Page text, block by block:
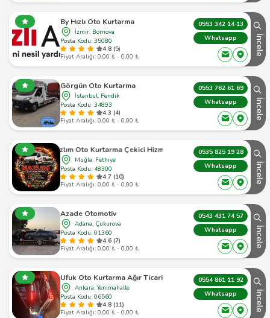
By Hızlı Oto Kurtarma
İzmir, Bornova
Posta Kodu: 35080
4.8 (5)
Fiyat Aralığı: 0,00 ₺ - 0,00 ₺
0553 342 14 13
Whatsapp
İncele
Görgün Oto Kurtarma
İstanbul, Pendik
Posta Kodu: 34893
4.3 (4)
Fiyat Aralığı: 0,00 ₺ - 0,00 ₺
0553 762 61 69
Whatsapp
İncele
Nazlım Oto Kurtarma Çekici Hizmetleri
Muğla, Fethiye
Posta Kodu: 48300
4.7 (10)
Fiyat Aralığı: 0,00 ₺ - 0,00 ₺
0535 825 19 28
Whatsapp
İncele
Azade Otomotiv
Adana, Çukurova
Posta Kodu: 01360
4.6 (7)
Fiyat Aralığı: 0,00 ₺ - 0,00 ₺
0543 431 74 57
Whatsapp
İncele
Ufuk Oto Kurtarma Ağır Ticari
Ankara, Yenimahalle
Posta Kodu: 06560
4.8 (11)
Fiyat Aralığı: 0,00 ₺ - 0,00 ₺
0554 861 11 92
Whatsapp
İncele